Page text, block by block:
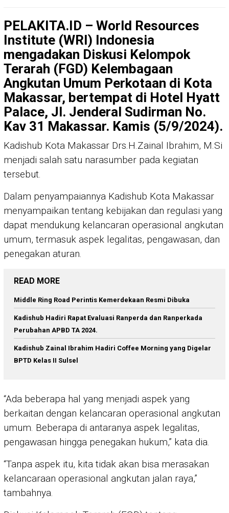
PELAKITA.ID – World Resources
Institute (WRI) Indonesia
mengadakan Diskusi Kelompok
Terarah (FGD) Kelembagaan
Angkutan Umum Perkotaan di Kota
Makassar, bertempat di Hotel Hyatt
Palace, Jl. Jenderal Sudirman No.
Kav 31 Makassar. Kamis (5/9/2024).
Kadishub Kota Makassar Drs.H.Zainal Ibrahim, M.Si
menjadi salah satu narasumber pada kegiatan
tersebut.
Dalam penyampaiannya Kadishub Kota Makassar
menyampaikan tentang kebijakan dan regulasi yang
dapat mendukung kelancaran operasional angkutan
umum, termasuk aspek legalitas, pengawasan, dan
penegakan aturan.
READ MORE
Middle Ring Road Perintis Kemerdekaan Resmi Dibuka
Kadishub Hadiri Rapat Evaluasi Ranperda dan Ranperkada
Perubahan APBD TA 2024.
Kadishub Zainal Ibrahim Hadiri Coffee Morning yang Digelar
BPTD Kelas II Sulsel
“Ada beberapa hal yang menjadi aspek yang
berkaitan dengan kelancaran operasional angkutan
umum. Beberapa di antaranya aspek legalitas,
pengawasan hingga penegakan hukum,” kata dia.
“Tanpa aspek itu, kita tidak akan bisa merasakan
kelancaraan operasional angkutan jalan raya,”
tambahnya.